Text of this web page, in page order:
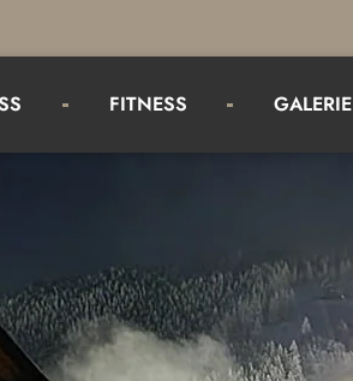
FITNESS GALERIE